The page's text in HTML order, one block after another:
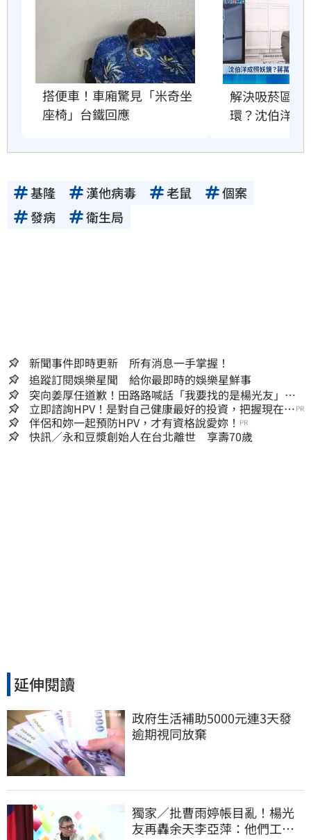
搭便車！車廂驚見「米奇坐
座椅」台鐵回應
解決吸菸區、
環？沈伯洋回
基隆 漢他病毒 老鼠
個案
發病
衛生局
新聞事件即時更新 所有消息一手掌握！
追蹤訂閱娛樂星聞 給你最即時的娛樂星鮮事
突向姜厚任道歉！田路路喊話「我要找的是楊光友」：
當時太衝動
立即諮詢HPV！是對自己健康最好的投資，把握現在不
嫌晚！
PR
伴侶和妳一起預防HPV，才有資格說愛妳！ PR
快訊／永和豆漿創始人在台北離世 享壽70歲
延伸閱讀
政府生活補助5000元連3天發
逾期視同放棄
獨家／批曹雨婷帳目亂！楊光
友再轟余天李亞萍：他們工會